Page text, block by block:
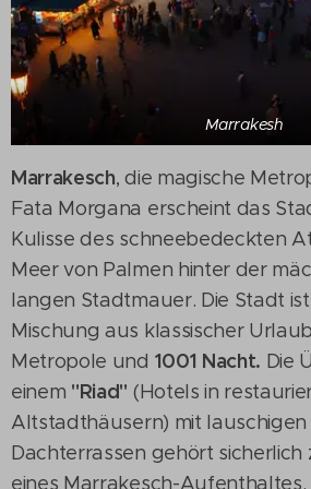
Marrakesh
Marrakesch, die magische
Fata Morgana erscheint das
Kulisse des schneebedeckten
Meer von Palmen hinter der
langen Stadtmauer. Die Stadt
Mischung aus klassischer
Metropole und 1001 Nacht. Die
einem "Riad" (Hotels in
Altstadthäusern) mit
Dachterrassen gehört sicherlich
eines Marrakesch-Aufenthaltes.